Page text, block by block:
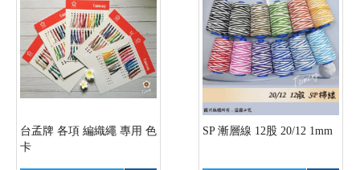
台孟牌 各項 編織繩 專用 色
卡
SP 漸層線 12股 20/12 1mm